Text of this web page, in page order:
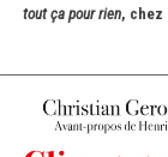
tout ça pour rien, chez